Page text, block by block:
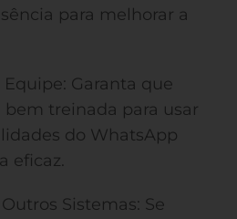
para melhorar a
Equipe: Garanta que
treinada para usar
do WhatsApp
eficaz.
Sistemas: Se